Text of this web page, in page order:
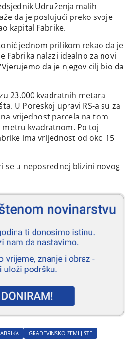
Udruženja malih
da je poslujući preko svoje
kapital Fabrike.
jednom prilikom rekao da je
Fabrika nalazi idealno za novi
da je njegov cilj bio da
23.000 kvadratnih metara
U Poreskoj upravi RS-a su za
vrijednost parcela na tom
metru kvadratnom. Po toj
ima vrijednost od oko 15
se u neposrednoj blizini novog
GRAĐEVINSKO ZEMLJIŠTE